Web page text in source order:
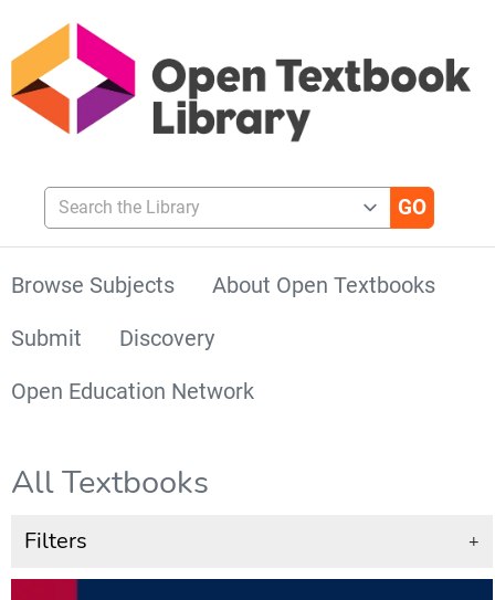
Search the Library
Browse Subjects
About Open Textbooks
Submit
Discovery
Open Education Network
All Textbooks
Filters +